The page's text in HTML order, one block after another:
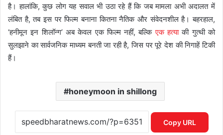
है। हालांकि, कुछ लोग यह सवाल भी उठा रहे हैं कि जब मामला अभी अदालत में
लंबित है, तब इस पर फिल्म बनाना कितना नैतिक और संवेदनशील है। बहरहाल,
‘हनीमून इन शिलॉन्ग’ अब केवल एक फिल्म नहीं, बल्किएक हत्याकी गुत्थी को
सुलझाने का सार्वजनिक माध्यम बनती जा रही है, जिस पर पूरे देश की निगाहें टिकी
हैं।
honeymoon in shillong
Copy URL